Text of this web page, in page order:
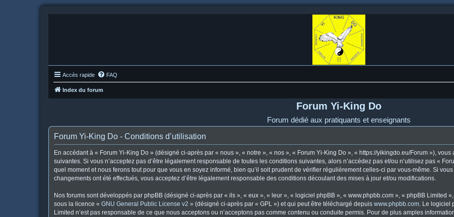
Accès rapide FAQ
Index du forum
Forum Yi-King Do
Forum dédié aux pratiquants et enseignants
Forum Yi-King Do - Conditions d’utilisation
En accédant à « Forum Yi-King Do » (désigné ci-après par « nous », « notre », « nos », « Forum Yi-King Do », « https://yikingdo.eu/Forum »),
suivantes. Si vous n’acceptez pas d’être légalement responsable de toutes les conditions suivantes, alors n’accédez pas et/ou n’utilisez pas «
quel moment et nous ferons tout pour que vous en soyez informé, bien qu’il soit prudent de vérifier régulièrement celles-ci par vous-même. Si
changements ont été effectués, vous acceptez d’être légalement responsable des conditions découlant des mises à jour et/ou modifications.
Nos forums sont développés par phpBB (désigné ci-après par « ils », « eux », « leur », « logiciel phpBB », « www.phpbb.com », « phpBB Limited
sous la licence « GNU General Public License v2 » (désigné ci-après par « GPL ») et qui peut être téléchargé depuis www.phpbb.com. Le logiciel
Limited n’est pas responsable de ce que nous acceptons ou n’acceptons pas comme contenu ou conduite permis. Pour de plus amples